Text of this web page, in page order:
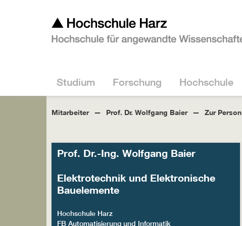
Studium Forschung Hochschule
Mitarbeiter Prof. Dr. Wolfgang Baier Zur Person
Prof. Dr.-Ing. Wolfgang Baier
Elektrotechnik und Elektronische
Bauelemente
Hochschule Harz
FB Automatisierung und Informatik